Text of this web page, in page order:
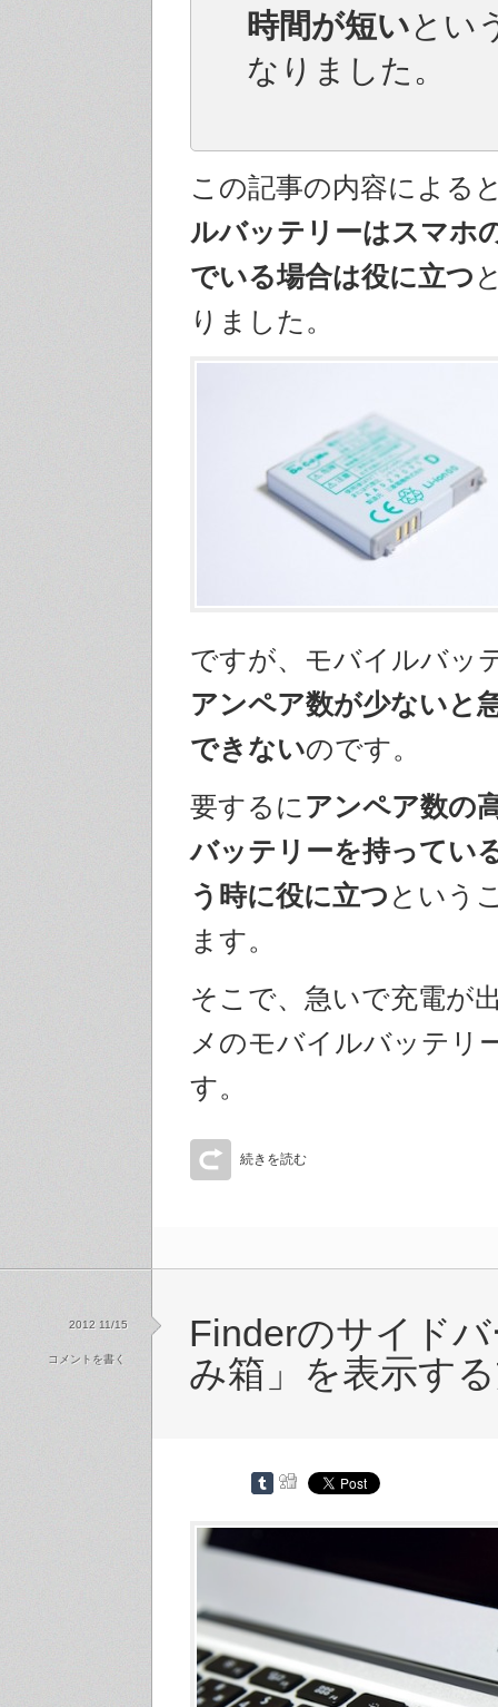
時間が短いとい
なりました。
この記事の内容による
ルバッテリーはスマホ
でいる場合は役に立つ
りました。
ですが、モバイルバッ
アンペア数が少ないと
できないのです。
要するに アンペア数の
バッテリーを持ってい
う時に役に立つ という
ます。
そこで、急いで充電が
メのモバイルバッテリ
す。
続きを読む
Finderのサイド
み箱」を表示す
2012 11/15
コメントを書く